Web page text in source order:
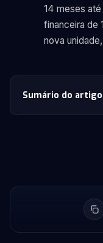
14 meses
financeira de
nova
Sumário do artigo